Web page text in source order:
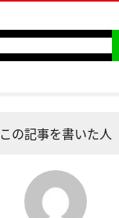
この記事を書いた人